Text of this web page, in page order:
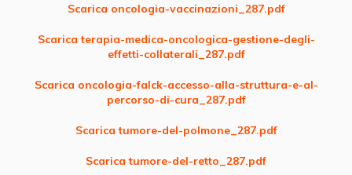
Scarica oncologia-vaccinazioni_287.pdf
Scarica terapia-medica-oncologica-gestione-degli-
effetti-collaterali_287.pdf
Scarica oncologia-falck-accesso-alla-struttura-e-al-
percorso-di-cura_287.pdf
Scarica tumore-del-polmone_287.pdf
Scarica tumore-del-retto_287.pdf